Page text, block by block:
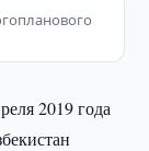
2019 года